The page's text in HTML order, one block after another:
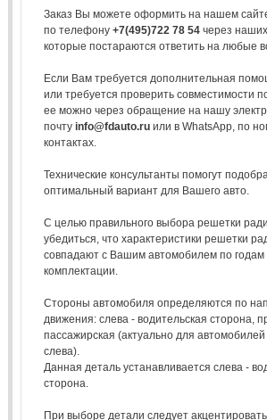
Заказ Вы можете оформить на нашем
по телефону +7(495)722 78 54через
которые постараются ответить на любые
Если Вам требуется дополнительная
или требуется проверить совместимости
ее можно через обращение на нашу
почту info@fdauto.ruили в WhatsApp, по
контактах.
Технические консультанты помогут
оптимальный вариант для Вашего авто.
С целью правильного выбора решетки
убедиться, что характеристики решетки
совпадают с Вашим автомобилем по годам
комплектации.
Стороны автомобиля определяются по
движения: слева - водительская сторона,
пассажирская (актуально для
слева).
Данная деталь устанавливается слева -
сторона.
При выборе детали следует